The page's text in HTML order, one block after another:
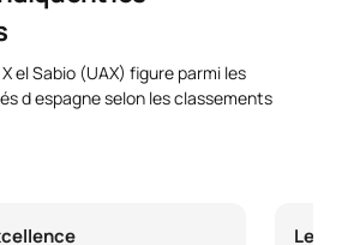
el Sabio (UAX) figure parmi les
d espagne selon les classements